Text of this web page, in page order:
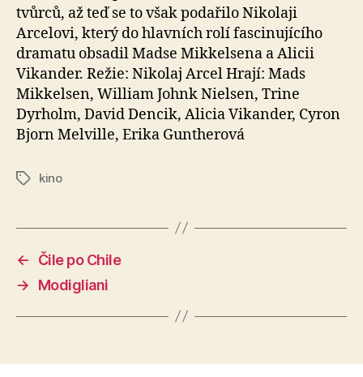
tvůrců, až teď se to však podařilo Nikolaji
Arcelovi, který do hlavních rolí fascinujícího
dramatu obsadil Madse Mikkelsena a Alicii
Vikander. Režie: Nikolaj Arcel Hrají: Mads
Mikkelsen, William Johnk Nielsen, Trine
Dyrholm, David Dencik, Alicia Vikander, Cyron
Bjorn Melville, Erika Guntherová
Štítkykino
←
Čile po Chile
→
Modigliani